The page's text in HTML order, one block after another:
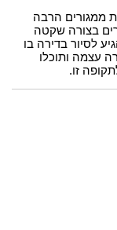
ממגורים הרבה
בצורה שקטה
לסיור בדירה בו
עצמה ותוכלו
זו.